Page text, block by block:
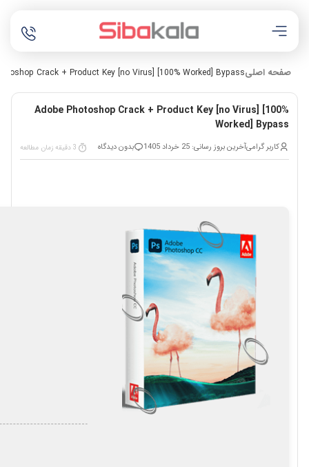
صفحه اصلیCrack + Product Key [no Virus] [100% Worked] Bypass
Adobe Photoshop Crack + Product Key [no Virus] [100%
Worked] Bypass
کاربر گرامیآخرین بروز رسانی: 25 خرداد 1405 بدون دیدگاه 3 دقیقه زمان مطالعه